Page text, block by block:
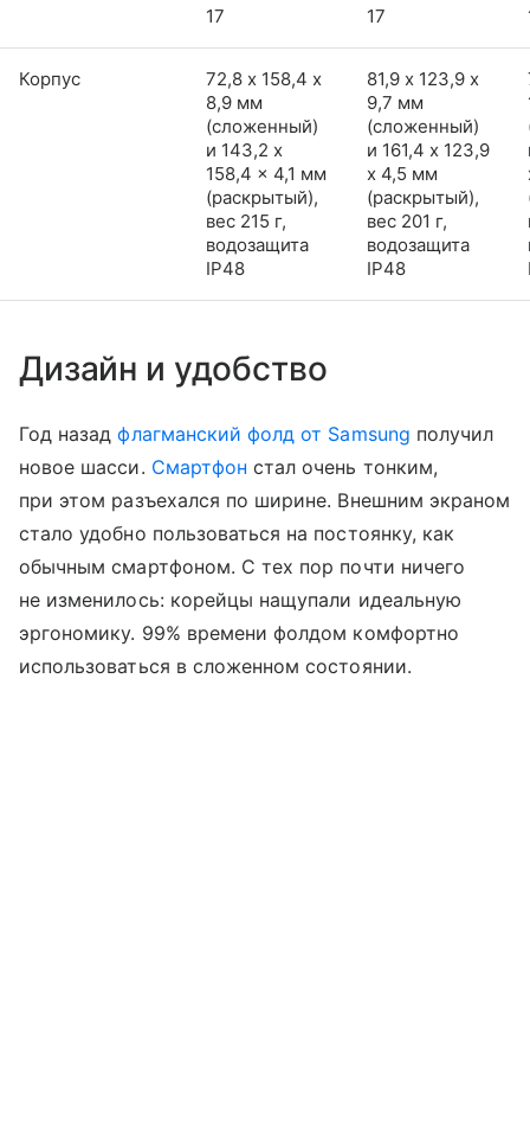
17
17
Корпус
72,8 х 158,4 х
8,9 мм
(сложенный)
и 143,2 x
158,4 x 4,1 мм
(раскрытый),
вес 215 г,
водозащита
IP48
81,9 х 123,9 х
9,7 мм
(сложенный)
и 161,4 x 123,9
x 4,5 мм
(раскрытый),
вес 201 г,
водозащита
IP48
Дизайн и удобство
Год назадфлагманский фолд от Samsung получил
новое шасси. Смартфон стал очень тонким,
при этом разъехался по ширине. Внешним экраном
стало удобно пользоваться на постоянку, как
обычным смартфоном. С тех пор почти ничего
не изменилось: корейцы нащупали идеальную
эргономику. 99% времени фолдом комфортно
использоваться в сложенном состоянии.